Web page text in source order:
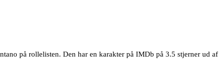
på rollelisten. Den har en karakter på IMDb på 3.5 stjerner ud af